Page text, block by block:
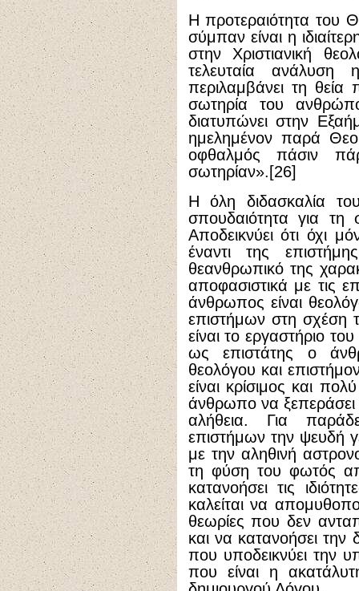
Η προτεραιότητα του
σύμπαν είναι η
στην Χριστιανική
τελευταία
περιλαμβάνει τη
σωτηρία του
διατυπώνει στην
ημελημένον παρά
οφθαλμός πάσιν
σωτηρίαν».[26]
Η όλη διδασκαλία του
σπουδαιότητα για τη
Αποδεικνύει ότι όχι
έναντι της
θεανθρωπικό της
αποφασιστικά με τις
άνθρωπος είναι
επιστήμων στη σχέση
είναι το εργαστήριο
ως επιστάτης ο
θεολόγου και
είναι κρίσιμος και
άνθρωπο να ξεπεράσει
αλήθεια. Για
επιστήμων την ψευδή
με την αληθινή
τη φύση του φωτός
κατανοήσει τις
καλείται να
θεωρίες που δεν
και να κατανοήσει
που υποδεικνύει την
που είναι η